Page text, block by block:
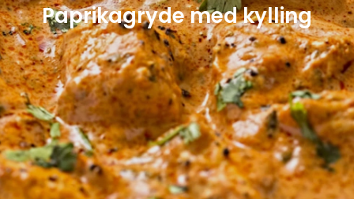
Paprikagryde med kylling